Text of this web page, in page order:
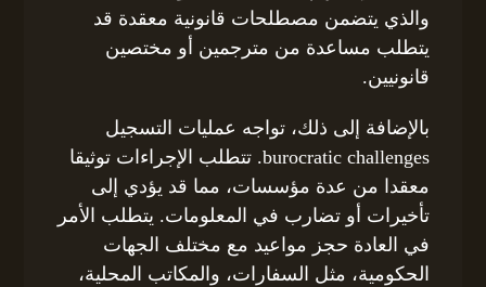
والذي يتضمن مصطلحات قانونية معقدة قد
يتطلب مساعدة من مترجمين أو مختصين
قانونيين.
بالإضافة إلى ذلك، تواجه عمليات التسجيل
burocratic challenges. تتطلب الإجراءات توثيقا
معقدا من عدة مؤسسات، مما قد يؤدي إلى
تأخيرات أو تضارب في المعلومات. يتطلب الأمر
في العادة حجز مواعيد مع مختلف الجهات
الحكومية، مثل السفارات، والمكاتب المحلية،